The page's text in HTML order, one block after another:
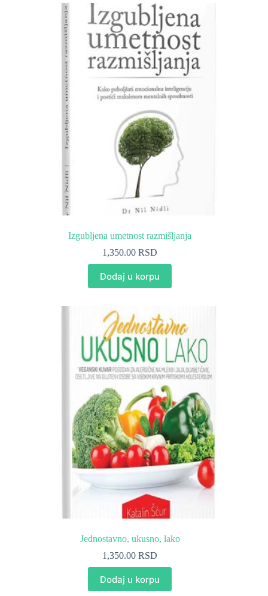
Izgubljena umetnost razmišljanja
1,350.00RSD
Dodaj u korpu
Jednostavno, ukusno, lako
1,350.00RSD
Dodaj u korpu